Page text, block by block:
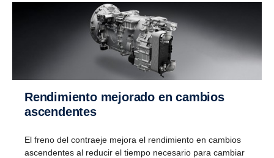
Rendimiento mejorado en cambios
ascendentes
El freno del contraeje mejora el rendimiento en cambios
ascendentes al reducir el tiempo necesario para cambiar